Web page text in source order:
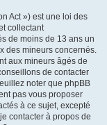
Act ») est une loi des
collectant
de moins de 13 ans un
des mineurs concernés.
aux mineurs âgés de
de contacter
noter que phpBB
pas vous proposer
à ce sujet, excepté
contacter à propos de